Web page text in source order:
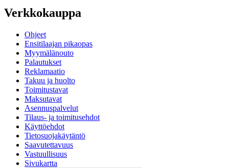
Verkkokauppa
Ohjeet
Ensitilaajan pikaopas
Myymälänouto
Palautukset
Reklamaatio
Takuu ja huolto
Toimitustavat
Maksutavat
Asennuspalvelut
Tilaus- ja toimitusehdot
Käyttöehdot
Tietosuojakäytäntö
Saavutettavuus
Vastuullisuus
Sivukartta